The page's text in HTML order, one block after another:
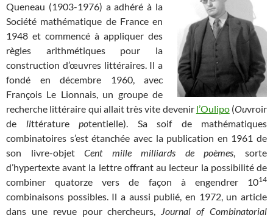
Queneau (1903-1976) a adhéré à la
Société mathématique de France en
1948 et commencé à appliquer des
règles arithmétiques pour la
construction d’œuvres littéraires. Il a
fondé en décembre 1960, avec
François Le Lionnais, un groupe de
recherche littéraire qui allait très vite devenir l’Oulipo(Ouvroir
de littérature potentielle). Sa soif de mathématiques
combinatoires s’est étanchée avec la publication en 1961 de
son livre-objetCent mille milliards de poèmes, sorte
d’hypertexte avant la lettre offrant au lecteur la possibilité de
combiner quatorze vers de façon à engendrer 1014
combinaisons possibles. Il a aussi publié, en 1972, un article
dans une revue pour chercheurs, Journal of Combinatorial